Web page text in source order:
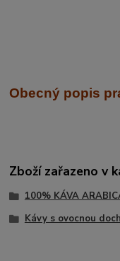
Obecný popis
Zboží zařazeno v
100% KÁVA
Kávy s ovocnou